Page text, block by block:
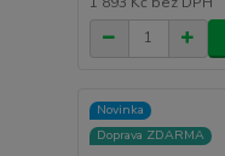
Novinka
Doprava ZDARMA